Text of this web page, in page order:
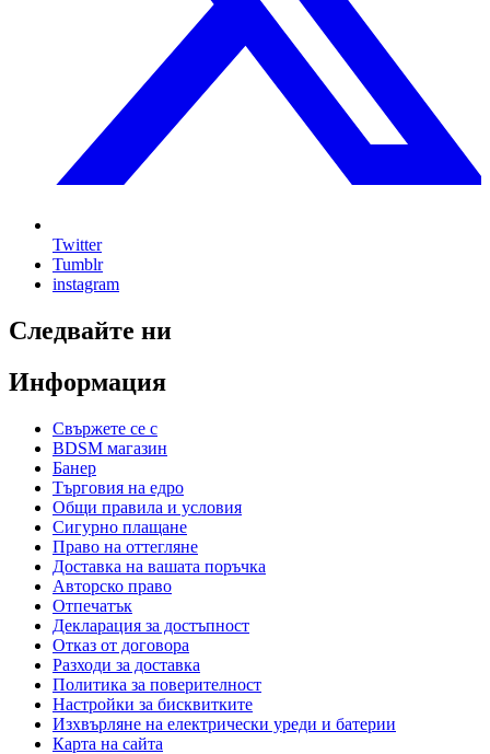
Twitter
Tumblr
instagram
Следвайте ни
Информация
Свържете се с
BDSM магазин
Банер
Търговия на едро
Общи правила и условия
Сигурно плащане
Право на оттегляне
Доставка на вашата поръчка
Авторско право
Отпечатък
Декларация за достъпност
Отказ от договора
Разходи за доставка
Политика за поверителност
Настройки за бисквитките
Изхвърляне на електрически уреди и батерии
Карта на сайта